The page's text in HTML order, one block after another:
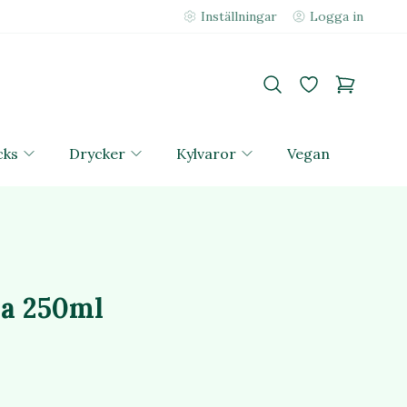
Inställningar Logga in
Drycker Kylvaror Vegan
250ml